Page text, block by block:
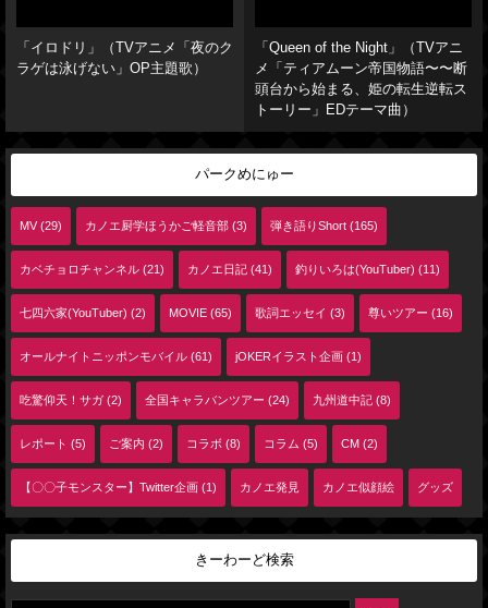
「イロドリ」（TVアニメ「夜のク
ラゲは泳げない」OP主題歌）
「Queen of the Night」（TVアニ
メ「ティアムーン帝国物語〜〜断
頭台から始まる、姫の転生逆転ス
トーリー」EDテーマ曲）
パークめにゅー
MV (29) カノエ厨学ほうかご軽音部 (3) 弾き語りShort (165)
カベチョロチャンネル (21) カノエ日記 (41) 釣りいろは(YouTuber) (11)
七四六家(YouTuber) (2) MOVIE (65) 歌詞エッセイ (3) 尊いツアー (16)
オールナイトニッポンモバイル (61) jOKERイラスト企画 (1)
吃驚仰天！サガ (2) 全国キャラバンツアー (24) 九州道中記 (8)
レポート (5) ご案内 (2) コラボ (8) コラム (5) CM (2)
【〇〇子モンスター】Twitter企画 (1) カノエ発見 カノエ似顔絵 グッズ
きーわーど検索